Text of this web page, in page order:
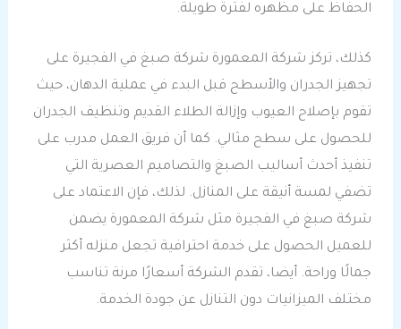
الحفاظ على مظهره لفترة طويلة.
كذلك، تركز شركة المعمورة شركة صبغ في الفجيرة على
تجهيز الجدران والأسطح قبل البدء في عملية الدهان، حيث
تقوم بإصلاح العيوب وإزالة الطلاء القديم وتنظيف الجدران
للحصول على سطح مثالي. كما أن فريق العمل مدرب على
تنفيذ أحدث أساليب الصبغ والتصاميم العصرية التي
تضفي لمسة أنيقة على المنازل. لذلك، فإن الاعتماد على
شركة صبغ في الفجيرة مثل شركة المعمورة يضمن
للعميل الحصول على خدمة احترافية تجعل منزله أكثر
جمالًا وراحة. أيضا، تقدم الشركة أسعارًا مرنة تناسب
مختلف الميزانيات دون التنازل عن جودة الخدمة.